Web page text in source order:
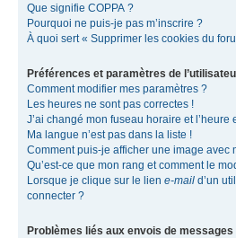
Que signifie COPPA ?
Pourquoi ne puis-je pas m’inscrire ?
À quoi sert « Supprimer les cookies du
Préférences et paramètres de
Comment modifier mes paramètres ?
Les heures ne sont pas correctes !
J’ai changé mon fuseau horaire et l’heure
Ma langue n’est pas dans la liste !
Comment puis-je afficher une image avec
Qu’est-ce que mon rang et comment le
Lorsque je clique sur le lien e-mail d’un
connecter ?
Problèmes liés aux envois de messages